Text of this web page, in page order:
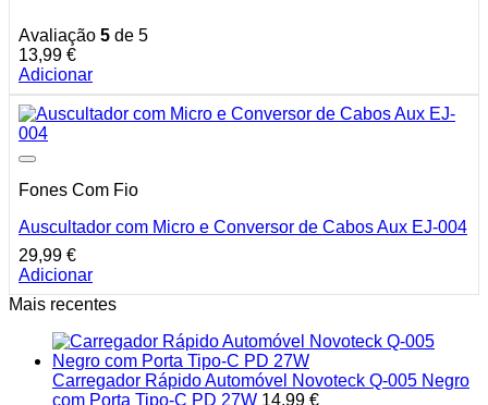
Avaliação 5 de 5
13,99 €
Adicionar
Fones Com Fio
Auscultador com Micro e Conversor de Cabos Aux EJ-004
29,99 €
Adicionar
Mais recentes
Carregador Rápido Automóvel Novoteck Q-005 Negro
com Porta Tipo-C PD 27W 14,99 €